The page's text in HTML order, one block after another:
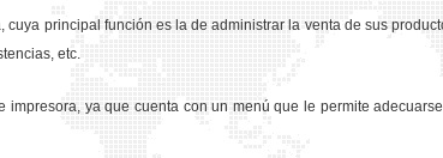
principal función es la de administrar la venta de sus
etc.
ya que cuenta con un menú que le permite